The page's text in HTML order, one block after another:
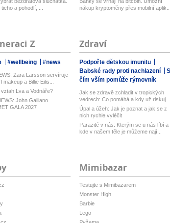
a pohodlí, ...
nákup kryptoměny přes mobilní aplik...
Z
#wellbeing #news
Zara Larsson servíruje
makeup a Billie Eilis...
Lva a Vodnáře?
John Galliano
GALA 2027
Zdraví
Podpořte dětskou imunitu
Babské rady proti nachlazení
S
čím vším pomůže rýmovník
Jak se zdravě zchladit v tropických
vedrech: Co pomáhá a kdy už riskuj...
Úpal a úžeh: Jak je poznat a jak se z
nich rychle vyléčit
Parazité v nás: Kterým se u nás líbí a
kde v našem těle je můžeme nají...
Mimibazar
Testujte s Mimibazarem
Monster High
Barbie
Lego